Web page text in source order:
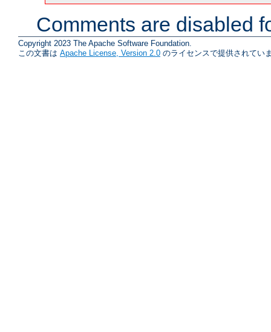
Comments are disabled
Copyright 2023 The Apache Software Foundation.
この文書は Apache License, Version 2.0 のライセンスで提供されてい